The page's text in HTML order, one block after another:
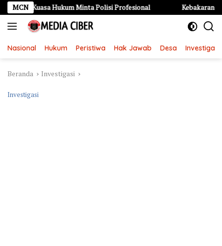
Langsung
ke
konten
MCN
Hukum Minta Polisi Profesional Kebakaran Hebat di
Nasional Hukum Peristiwa Hak Jawab Desa Investigasi
Beranda Investigasi
Investigasi